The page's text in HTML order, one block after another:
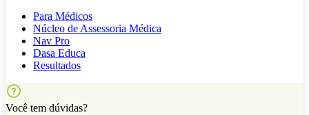
Para Médicos
Núcleo de Assessoria Médica
Nav Pro
Dasa Educa
Resultados
Você tem dúvidas?